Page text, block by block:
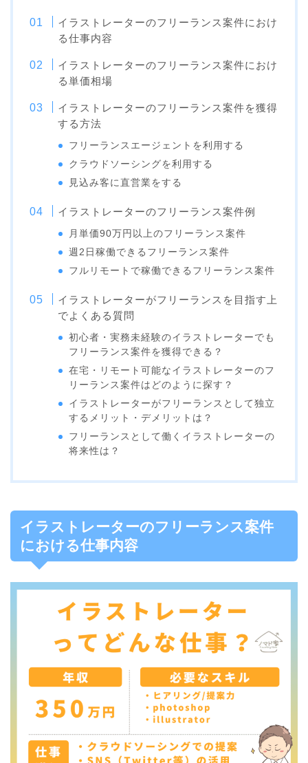
イラストレーターのフリーランス案件におけ
る仕事内容
イラストレーターのフリーランス案件におけ
る単価相場
イラストレーターのフリーランス案件を獲得
する方法
フリーランスエージェントを利用する
クラウドソーシングを利用する
見込み客に直営業をする
イラストレーターのフリーランス案件例
月単価90万円以上のフリーランス案件
週2日稼働できるフリーランス案件
フルリモートで稼働できるフリーランス案件
イラストレーターがフリーランスを目指す上
でよくある質問
初心者・実務未経験のイラストレーターでも
フリーランス案件を獲得できる？
在宅・リモート可能なイラストレーターのフ
リーランス案件はどのように探す？
イラストレーターがフリーランスとして独立
するメリット・デメリットは？
フリーランスとして働くイラストレーターの
将来性は？
イラストレーターのフリーランス案件
における仕事内容